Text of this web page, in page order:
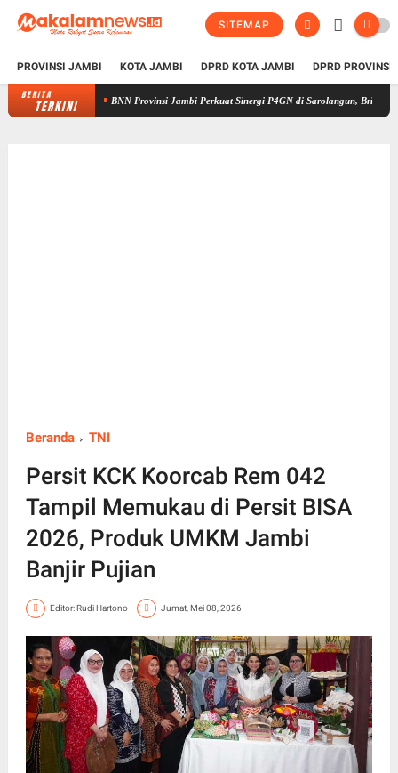
SITEMAP
PROVINSI JAMBI KOTA JAMBI DPRD KOTA JAMBI DPRD
BERITA
TERKINIBNN Provinsi Jambi Perkuat Sinergi P4GN di Sarolangun, Brigjen Asep
Beranda TNI
Persit KCK Koorcab Rem 042
Tampil Memukau di Persit BISA
2026, Produk UMKM Jambi
Banjir Pujian
Editor: Rudi Hartono Jumat, Mei 08, 2026